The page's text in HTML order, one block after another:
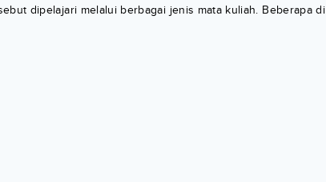
dipelajari melalui berbagai jenis mata kuliah. Beberapa di